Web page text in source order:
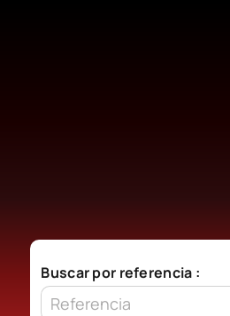
Buscar por referencia :